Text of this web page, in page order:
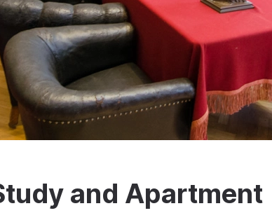
and Apartment